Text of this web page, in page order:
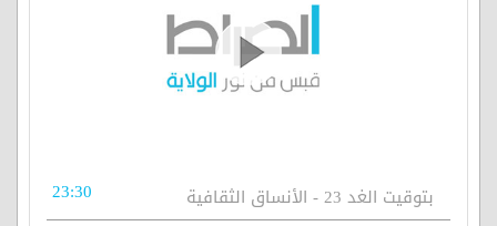
بتوقيت الغد 23 - الأنساق الثقافية 23:30